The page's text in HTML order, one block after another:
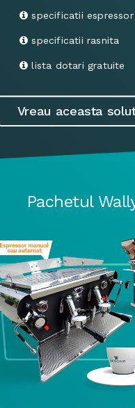
specificatii espressor
specificatii rasnita
lista dotari gratuite
Vreau aceasta
Pachetul